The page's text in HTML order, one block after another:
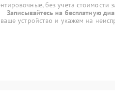
без учета стоимости
Записывайтесь на бесплатную
устройство и укажем на